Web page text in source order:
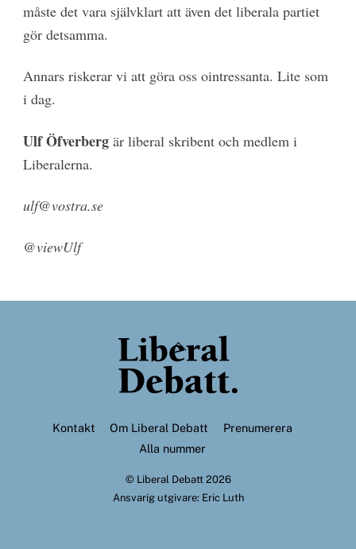
måste det vara självklart att även det liberala partiet
gör detsamma.
Annars riskerar vi att göra oss ointressanta. Lite som
i dag.
Ulf Öfverbergär liberal skribent och medlem i
Liberalerna.
ulf@vostra.se
@viewUlf
Back
To
Top
Kontakt Om Liberal Debatt
Prenumerera
Alla nummer
© Liberal Debatt2026
Ansvarig utgivare: Eric Luth